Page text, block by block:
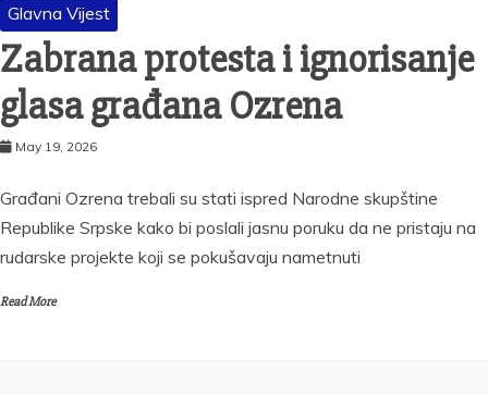
Glavna Vijest
Zabrana protesta i ignorisanje
glasa građana Ozrena
May 19, 2026
Građani Ozrena trebali su stati ispred Narodne skupštine
Republike Srpske kako bi poslali jasnu poruku da ne pristaju na
rudarske projekte koji se pokušavaju nametnuti
Read More